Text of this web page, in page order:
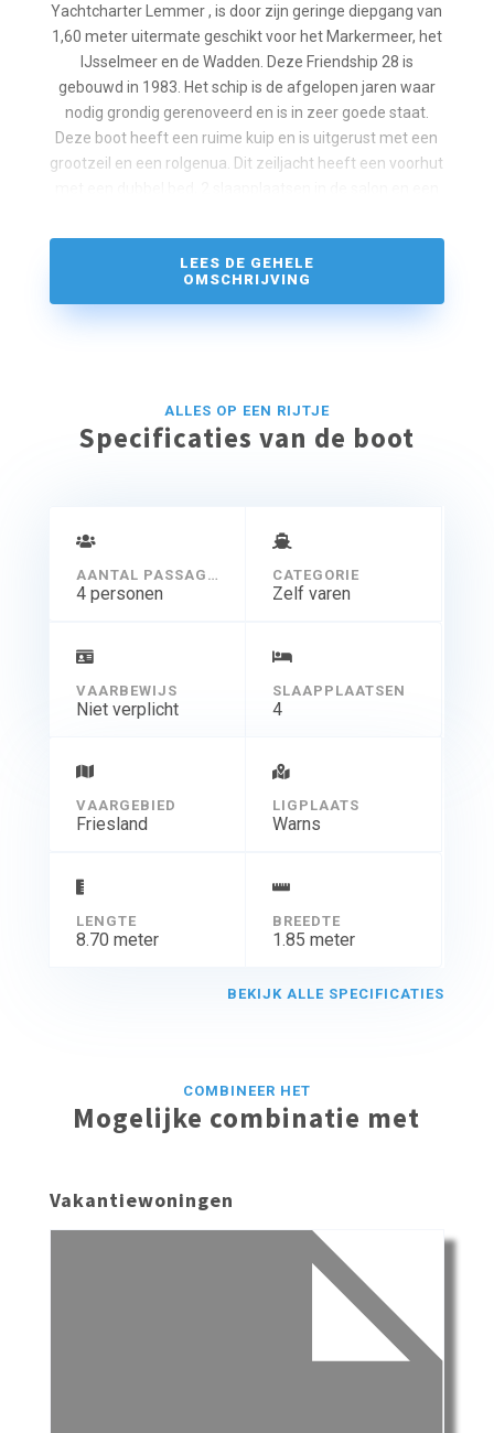
Yachtcharter Lemmer , is door zijn geringe diepgang van
1,60 meter uitermate geschikt voor het Markermeer, het
IJsselmeer en de Wadden. Deze Friendship 28 is
gebouwd in 1983. Het schip is de afgelopen jaren waar
nodig grondig gerenoveerd en is in zeer goede staat.
Deze boot heeft een ruime kuip en is uitgerust met een
grootzeil en een rolgenua. Dit zeiljacht heeft een voorhut
heeft het schip een zuinige dieselmotor van 18 pk. Deze
Friendship 28 is tevens uitgerust met een kuiptent en
verwarming.
LEES DE GEHELE
OMSCHRIJVING
ALLES OP EEN RIJTJE
Specificaties van de boot
AANTAL PASSAGIERS
4 personen
CATEGORIE
Zelf varen
VAARBEWIJS
Niet verplicht
SLAAPPLAATSEN
4
VAARGEBIED
Friesland
LIGPLAATS
Warns
LENGTE
8.70 meter
BREEDTE
1.85 meter
BEKIJK ALLE SPECIFICATIES
COMBINEER HET
Mogelijke combinatie met
Vakantiewoningen